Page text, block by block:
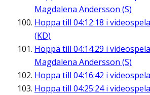
Magdalena Andersson (S)
Hoppa till 04:12:18 i
(KD)
Hoppa till 04:14:29 i
Magdalena Andersson (S)
Hoppa till 04:16:42 i
Hoppa till 04:25:24i